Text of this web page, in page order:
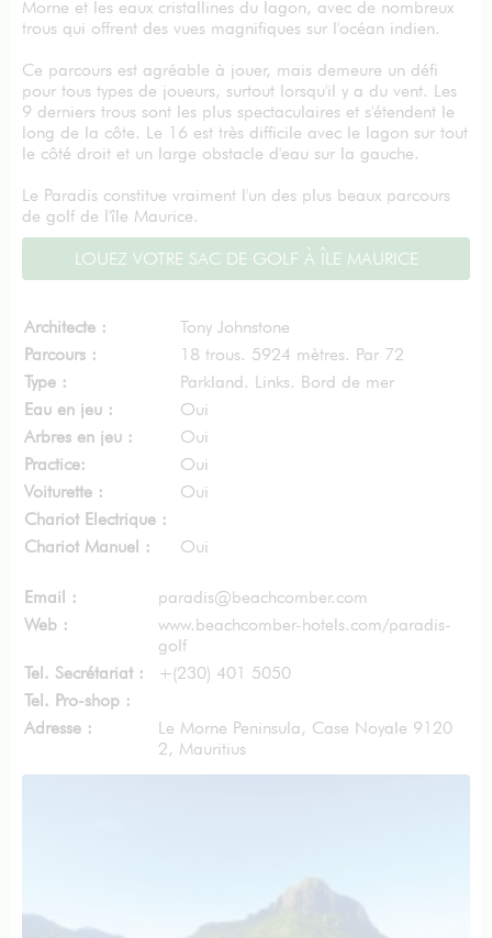
Morne et les eaux cristallines du lagon, avec de nombreux
trous qui offrent des vues magnifiques sur l'océan indien.
Ce parcours est agréable à jouer, mais demeure un défi
pour tous types de joueurs, surtout lorsqu'il y a du vent. Les
9 derniers trous sont les plus spectaculaires et s'étendent le
long de la côte. Le 16 est très difficile avec le lagon sur tout
le côté droit et un large obstacle d'eau sur la gauche.
Le Paradis constitue vraiment l'un des plus beaux parcours
de golf de l'île Maurice.
LOUEZ VOTRE SAC DE GOLF À ÎLE MAURICE
Architecte :
Tony Johnstone
Parcours :
18 trous. 5924 mètres. Par 72
Type :
Parkland. Links. Bord de mer
Eau en jeu :
Oui
Arbres en jeu :
Oui
Practice:
Oui
Voiturette :
Oui
Chariot Electrique :
Chariot Manuel :
Oui
Email :
paradis@beachcomber.com
Web :
www.beachcomber-hotels.com/paradis-
golf
Tel. Secrétariat :
+(230) 401 5050
Tel. Pro-shop :
Adresse :
Le Morne Peninsula, Case Noyale 9120
2, Mauritius